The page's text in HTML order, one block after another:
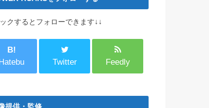
クするとフォローできます↓↓
B!
Twitter Feedly